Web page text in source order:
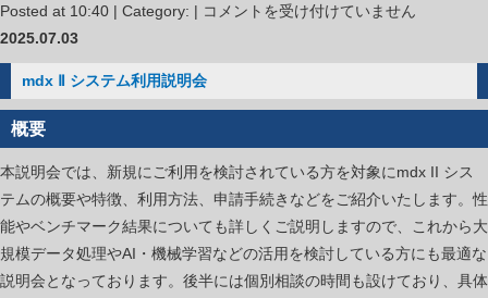
Posted at 10:40 | Category: | ス
パ
ー
ン
ピ
ュ
ー
タ
バ
コメントを受け付けていません
2025.07.03
mdx Ⅱ システム利用説明会
概要
本説明会では、新規にご利用を検討されている方を対象にmdx II シス
テムの概要や特徴、利用方法、申請手続きなどをご紹介いたします。性
能やベンチマーク結果についても詳しくご説明しますので、これから大
規模データ処理やAI・機械学習などの活用を検討している方にも最適な
説明会となっております。後半には個別相談の時間も設けており、具体